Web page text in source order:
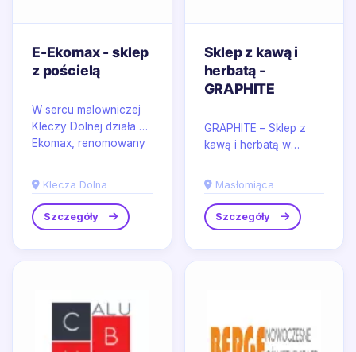
E-Ekomax - sklep
z pościelą
W sercu malowniczej
Kleczy Dolnej działa E-
Ekomax, renomowany
Oferujemy szeroki
wybór...
Klecza Dolna
Szczegóły
Sklep z kawą i
herbatą -
GRAPHITE
GRAPHITE – Sklep z
kawą i herbatą w
się szeroką ofertą
produktów i usług
dedykowanych...
Masłomiąca
Szczegóły